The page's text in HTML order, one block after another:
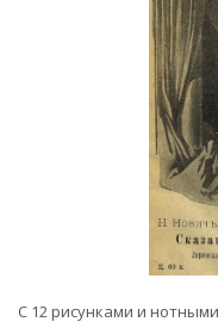
С 12 рисунками и